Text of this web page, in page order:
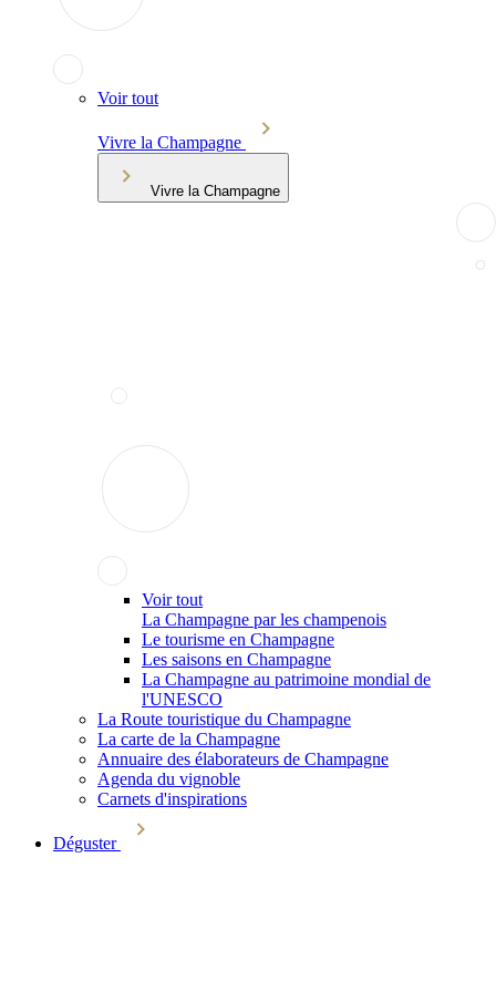
Voir tout
Vivre la Champagne
Vivre la Champagne
Voir tout
La Champagne par les champenois
Le tourisme en Champagne
Les saisons en Champagne
La Champagne au patrimoine mondial de
l'UNESCO
La Route touristique du Champagne
La carte de la Champagne
Annuaire des élaborateurs de Champagne
Agenda du vignoble
Carnets d'inspirations
Déguster